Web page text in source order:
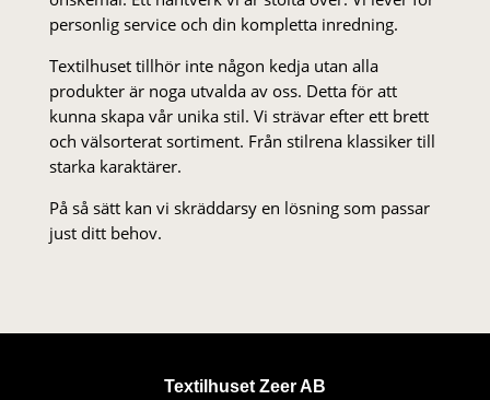
personlig service och din kompletta inredning.
Textilhuset tillhör inte någon kedja utan alla
produkter är noga utvalda av oss. Detta för att
kunna skapa vår unika stil. Vi strä­var efter ett brett
och välsorterat sor­ti­ment. Från stil­rena klas­siker till
starka karaktärer.
På så sätt kan vi skräddarsy en lösning som passar
just ditt behov.
Textilhuset Zeer AB